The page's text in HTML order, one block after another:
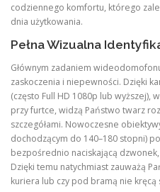
codziennego komfortu, którego
dnia użytkowania.
Pełna Wizualna
Głównym zadaniem
zaskoczenia i niepewności. Dzięki
(często Full HD 1080p lub
przy furtce, widzą Państwo twarz
szczegółami. Nowoczesne
dochodzącym do 140–180 stopni)
bezpośrednio naciskającą
Dzięki temu natychmiast zauważą
kuriera lub czy pod bramą nie